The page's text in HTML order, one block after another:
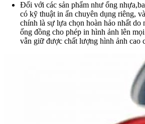
Đối với các sản phẩm như ống
có kỹ thuật in ấn chuyên dụng riêng,
chính là sự lựa chọn hoàn hảo nhất do
ống đồng cho phép in hình ảnh lên
vẫn giữ được chất lượng hình ảnh cao